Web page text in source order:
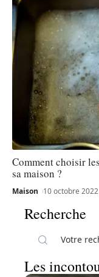
Comment choisir
sa maison ?
Maison 10 octobre 2022
Recherche
Les